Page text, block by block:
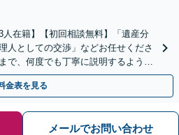
人在籍】【初回相談無料】「遺産分
人としての交渉」などお任せくださ
で、何度でも丁寧に説明するよう心
可】【当日／電話相談可】
金表を見る
メールでお問い合わせ